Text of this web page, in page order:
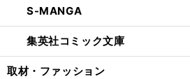
S-MANGA
集英社コミック文庫
取材・ファッション